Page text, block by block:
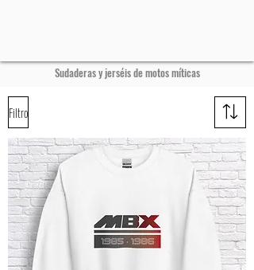
Sudaderas y jerséis de motos míticas
Filtro